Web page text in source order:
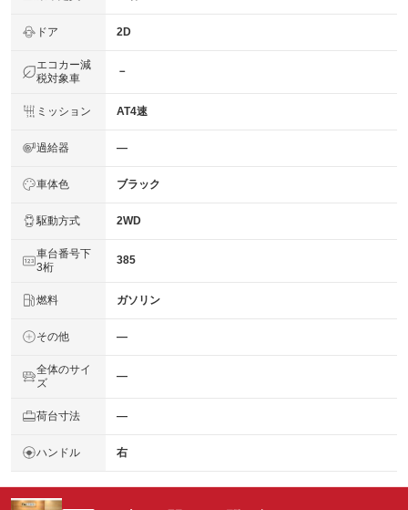
ドア 2D
エコカー減
税対象車
－
ミッション AT4速
過給器 ―
車体色 ブラック
駆動方式 2WD
車台番号下
3桁
385
燃料 ガソリン
その他 ―
全体のサイ
ズ
―
荷台寸法 ―
ハンドル 右